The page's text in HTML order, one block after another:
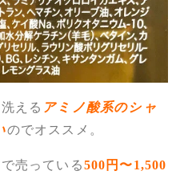
える アミノ酸系のシャ
のでオススメ。
売っている500円〜1,500